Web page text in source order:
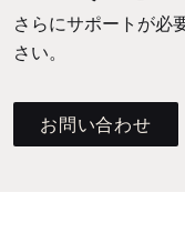
さらにサポートが必
さい。
お問い合わせ